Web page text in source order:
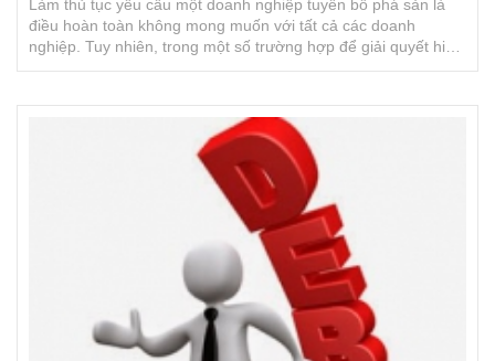
Làm thủ tục yêu cầu một doanh nghiệp tuyên bố phá sản là
điều hoàn toàn không mong muốn với tất cả các doanh
nghiệp. Tuy nhiên, trong một số trường hợp để giải quyết hiệu
quả tranh chấp, đảm bảo quyền lợi cho khách hàng khi thu hồi
năng thanh toán thì đây là biên pháp không thể không thực